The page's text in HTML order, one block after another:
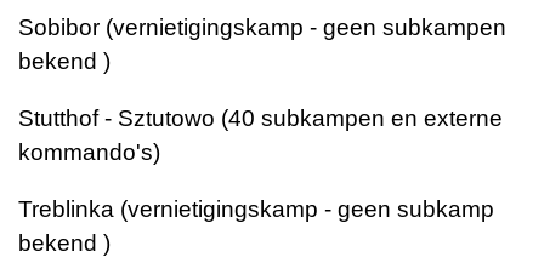
Sobibor (vernietigingskamp - geen subkampen
bekend )
Stutthof - Sztutowo (40 subkampen en externe
kommando's)
Treblinka (vernietigingskamp - geen subkamp
bekend )